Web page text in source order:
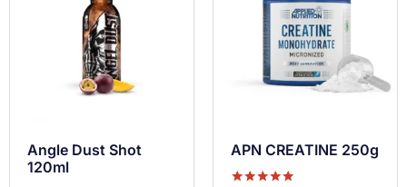
Angle Dust Shot
120ml
APN CREATINE 250g